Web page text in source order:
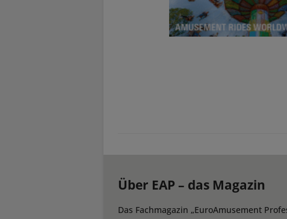
Über EAP – das Magazin
Das Fachmagazin „EuroAmusement